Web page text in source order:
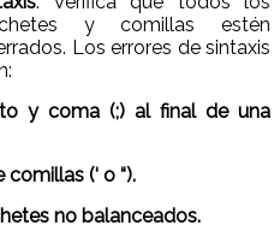
y comillas estén
Los errores de sintaxis
y coma (;) al final de una
(‘ o “).
no balanceados.